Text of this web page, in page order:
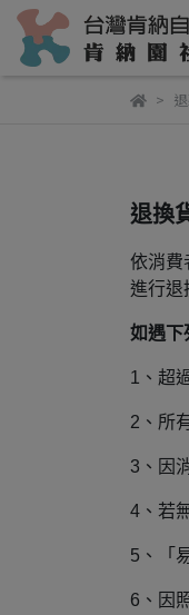
退換
依消費
進行退
如遇下
1、超
2、所
3、因
4、若
5、「
6、因